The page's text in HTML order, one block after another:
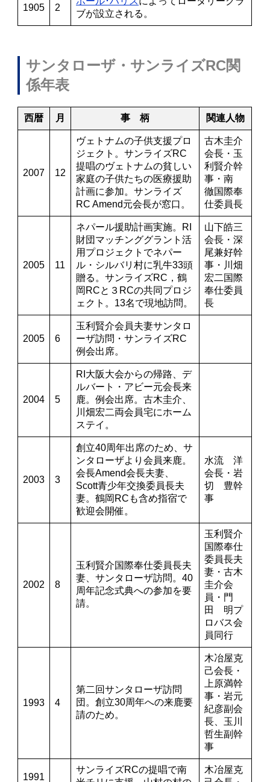
1905 2
ブが設立される。
サンタローザ・サンライズRC関
係年表
西暦 月 事 柄 関連人物
2007 12
ヴェトナムの子供支援プロ
ジェクト。サンライズRC
提唱のヴェトナムの貧しい
家庭の子供たちの医療援助
計画に参加。サンライズ
RC Amend元会長が窓口。
古木圭介
会長・玉
利賢介幹
事・南
徹国際奉
仕委員長
2005 11
ネパール援助計画実施。RI
財団マッチンググラント活
用プロジェクトでネパー
ル・シルバリ村に乳牛33頭
贈る。サンライズRC，鶴
岡RCと３RCの共同プロジ
ェクト。13名で現地訪問。
山下皓三
会長・深
尾兼好幹
事・川畑
宏二国際
奉仕委員
長
2005 6
玉利賢介会員夫妻サンタロ
ーザ訪問・サンライズRC
例会出席。
2004 5
RI大阪大会からの帰路、デ
ルバート・アビー元会長来
鹿。例会出席。古木圭介、
川畑宏二両会員宅にホーム
ステイ。
2003 3
創立40周年出席のため、サ
ンタローザより会員来鹿。
会長Amend会長夫妻、
Scott青少年交換委員長夫
妻。鶴岡RCも含め指宿で
歓迎会開催。
水流 洋
会長・岩
切 豊幹
事
2002 8
玉利賢介国際奉仕委員長夫
妻、サンタローザ訪問。40
周年記念式典への参加を要
請。
玉利賢介
国際奉仕
委員長夫
妻・古木
圭介会
員・門
田 明プ
ロバス会
員同行
1993 4
第二回サンタローザ訪問
団。創立30周年への来鹿要
請のため。
木冶屋克
己会長・
上原満幹
事・岩元
紀彦副会
長、玉川
哲生副幹
事
1991
サンライズRCの提唱で南
木冶屋克